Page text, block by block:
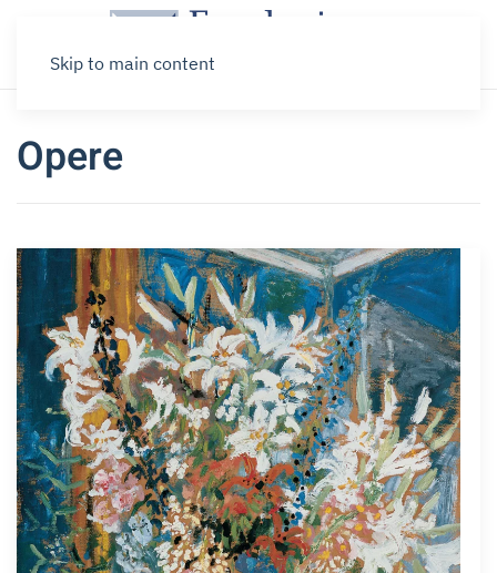
Skip to main content
Opere